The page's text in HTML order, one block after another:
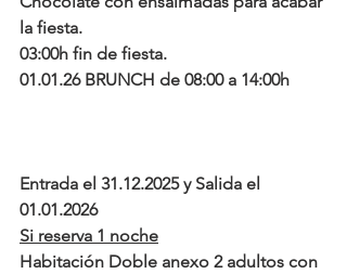
la fiesta.
03:00h fin de fiesta.
01.01.26 BRUNCH de 08:00 a 14:00h
Entrada el 31.12.2025 y Salida el
01.01.2026
Si reserva 1 noche
Habitación Doble anexo 2 adultos con